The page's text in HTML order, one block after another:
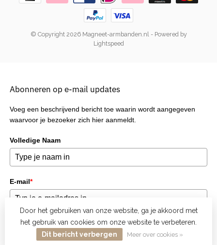
© Copyright 2026 Magneet-armbanden.nl- Powered by
Lightspeed
Door het gebruiken van onze website, ga je akkoord met
het gebruik van cookies om onze website te verbeteren.
Dit bericht verbergen
Meer over cookies »
Abonneren op e-mail updates
Voeg een beschrijvend bericht toe waarin wordt aangegeven
waarvoor je bezoeker zich hier aanmeldt.
Volledige Naam
E-mail*
Verzend